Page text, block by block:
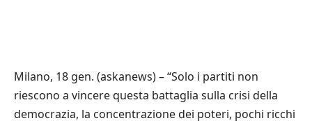
Milano, 18 gen. (askanews) – “Solo i partiti non
riescono a vincere questa battaglia sulla crisi della
democrazia, la concentrazione dei poteri, pochi ricchi